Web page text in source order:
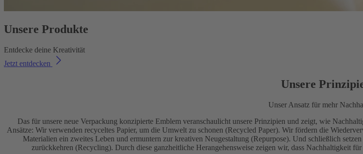
Unsere Produkte
Entdecke deine Kreativität
Jetzt entdecken
Unsere
Unser Ansatz für mehr
Das für unsere neue Verpackung konzipierte Emblem veranschaulicht unsere Prinzipien und zeigt, wie
Ansätze: Wir verwenden recyceltes Papier, um die Umwelt zu schonen (Recycled Paper). Wir fördern die
Materialien ein zweites Leben und ermuntern zur kreativen Neugestaltung (Repurpose). Und schließlich
zurückkehren (Recycling). Durch diese ganzheitliche Herangehensweise zeigen wir, dass Nachhaltigkeit